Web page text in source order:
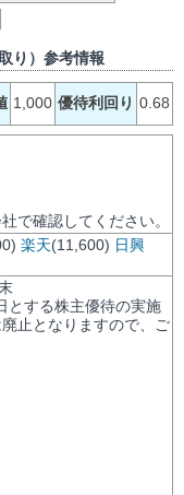
り）参考情報
1,000 優待利回り 0.68
で確認してください。
楽天(11,600) 日興
する株主優待の実施
止となりますので、ご